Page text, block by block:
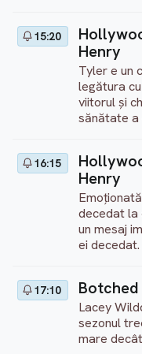
15:20
Henry
Tyler e un
legătura
viitorul și
sănătate a
16:15
Henry
decedat la
un mesaj
ei decedat.
17:10 Botched
Lacey
sezonul
mare